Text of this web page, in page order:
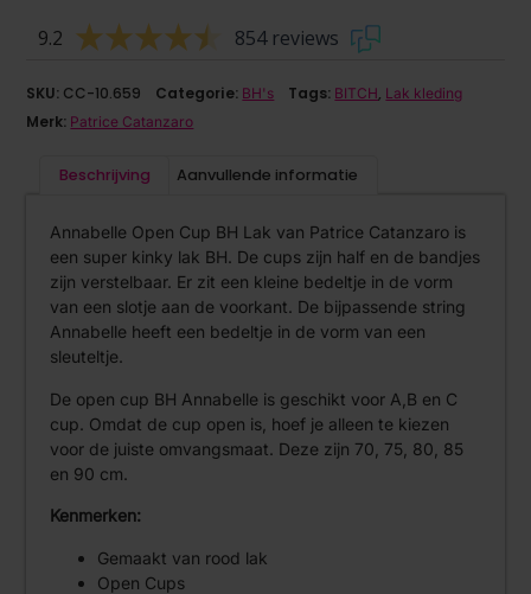
9.2 854 reviews
SKU: CC-10.659 Categorie: BH's Tags: BITCH, Lak kleding
Merk: Patrice Catanzaro
Beschrijving Aanvullende informatie
Annabelle Open Cup BH Lak van Patrice Catanzaro is
een super kinky lak BH. De cups zijn half en de bandjes
zijn verstelbaar. Er zit een kleine bedeltje in de vorm
van een slotje aan de voorkant. De bijpassende string
Annabelle heeft een bedeltje in de vorm van een
sleuteltje.
De open cup BH Annabelle is geschikt voor A,B en C
cup. Omdat de cup open is, hoef je alleen te kiezen
voor de juiste omvangsmaat. Deze zijn 70, 75, 80, 85
en 90 cm.
Kenmerken:
Gemaakt van rood lak
Open Cups